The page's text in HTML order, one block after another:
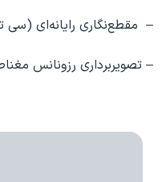
– مقطع‌نگاری رایانه‌ای
– تصویربرداری رزونانس